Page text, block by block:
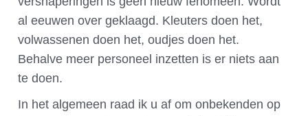
al eeuwen over geklaagd. Kleuters doen het,
volwassenen doen het, oudjes doen het.
Behalve meer personeel inzetten is er niets aan
te doen.
In het algemeen raad ik u af om onbekenden op